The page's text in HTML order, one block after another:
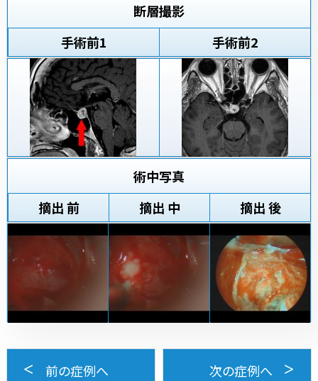
断層撮影
手術前1 手術前2
術中写真
摘出 前
摘出 中 摘出 後
前の症例へ 次の症例へ